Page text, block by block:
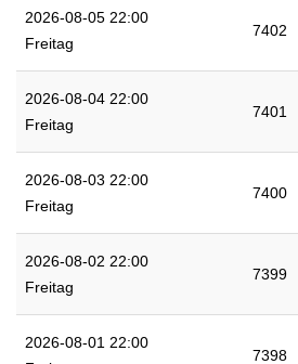
2026-08-05 22:00
Freitag
7402
2026-08-04 22:00
Freitag
7401
2026-08-03 22:00
Freitag
7400
2026-08-02 22:00
Freitag
7399
2026-08-01 22:00
7398